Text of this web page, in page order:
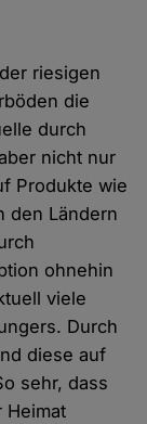
riesigen
die
durch
nicht nur
Produkte wie
den Ländern
ohnehin
viele
Durch
diese auf
sehr, dass
Heimat